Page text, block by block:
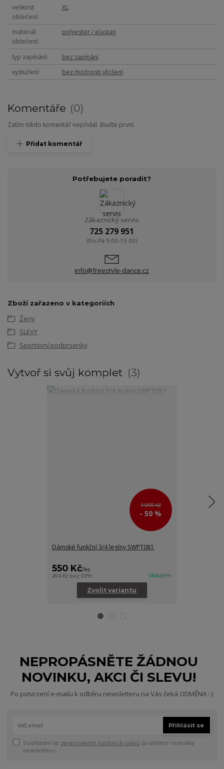
velikost
oblečení
XL
materiál
oblečení
polyester / elastan
typ zapínání
bez zapínání
vystužení
bez možnosti vložení
Komentáře 0
Zatím nikdo komentář nepřidal. Buďte první.
Přidat komentář
Potřebujete poradit?
Zákaznický servis
725 279 951
(Po-Pá 9:00-15.00)
info@freestyle-dance.cz
Zboží zařazeno v kategoriích
Ženy
SLEVY
Sportovní podprsenky
Vytvoř si svůj komplet 3
1 099 Kč
- 50 %
Dámské funkční 3/4 legíny SWPT081
550 Kč/ks
454 Kč bez DPH Skladem
Zvolit variantu
NEPROPÁSNĚTE ŽÁDNOU
NOVINKU, AKCI ČI SLEVU!
Po potvrzení e-mailu k odběru newsletteru na Vás čeká ODMĚNA :-)
Přihlásit se
Souhlasím se zpracováním osobních údajů za účelem rozesílky
newsletteru.